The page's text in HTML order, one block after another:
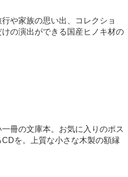
や家族の思い出、コレクショ
の演出ができる国産ヒノキ材の
冊の文庫本。お気に入りのポス
CDを。上質な小さな木製の額縁